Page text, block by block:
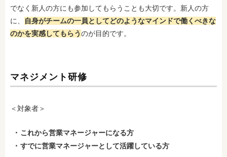
でなく新人の方にも参加してもらうことも大切です。新人の方
に、
自身がチームの一員としてどのようなマインドで働くべきな
のかを実感してもらうのが目的です。
マネジメント研修
＜対象者＞
これから営業マネージャーになる方
すでに営業マネージャーとして活躍している方